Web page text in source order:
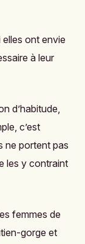
elles ont envie
à leur
d’habitude,
c’est
ne portent pas
les y contraint
femmes de
gorge et